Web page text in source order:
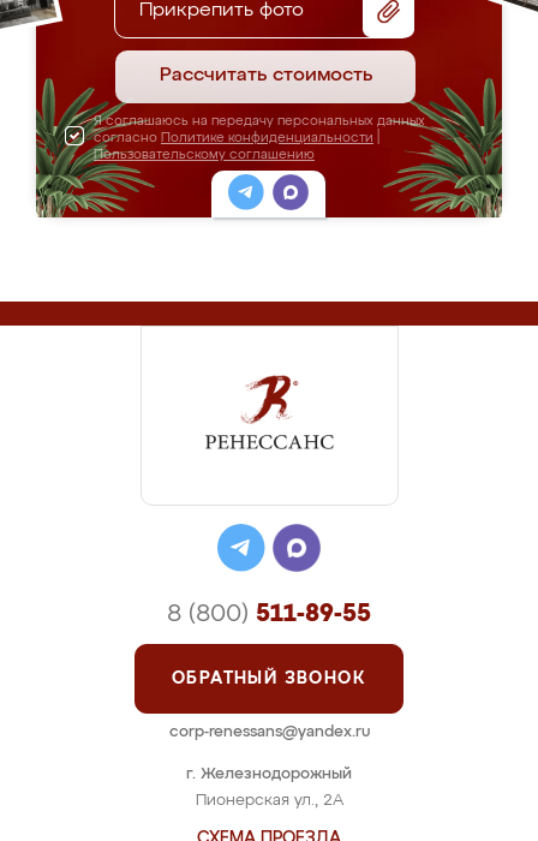
Прикрепить фото
Рассчитать стоимость
Я соглашаюсь на передачу персональных данных
согласно Политике конфиденциальности
Пользовательскому соглашению
г. Железнодорожный
Пионерская ул., 2А
8 (800) 511-89-55
ОБРАТНЫЙ ЗВОНОК
corp-renessans@yandex.ru